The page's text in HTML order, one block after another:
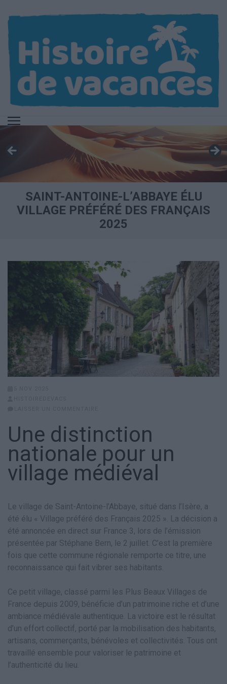
contenu
(Pressez
Entrée)
SAINT-ANTOINE-L’ABBAYE ÉLU
VILLAGE PRÉFÉRÉ DES FRANÇAIS
2025
Une distinction
nationale pour un
village médiéval
Le village de Saint-Antoine-l’Abbaye, situé dans l’Isère, a
été élu « Village préféré des Français 2025 ». La décision a
été annoncée en direct sur France 3, lors de l’émission
présentée par Stéphane Bern, le 2 juillet. C’est la première
fois que cette commune régionale remporte ce titre, une
reconnaissance qui fait vibrer ses habitants.
Ce petit village, classé parmi les Plus Beaux Villages de
France depuis 2009, bénéficie d’un patrimoine riche et d’une
ambiance médiévale authentique. La victoire est le résultat
d’un effort collectif, porté par la mobilisation des habitants,
artisans, commerçants, bénévoles et collectivités. Tous ont
travaillé ensemble pour valoriser le patrimoine et
l’authenticité du lieu.